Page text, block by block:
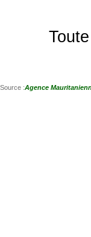
Source :Agence